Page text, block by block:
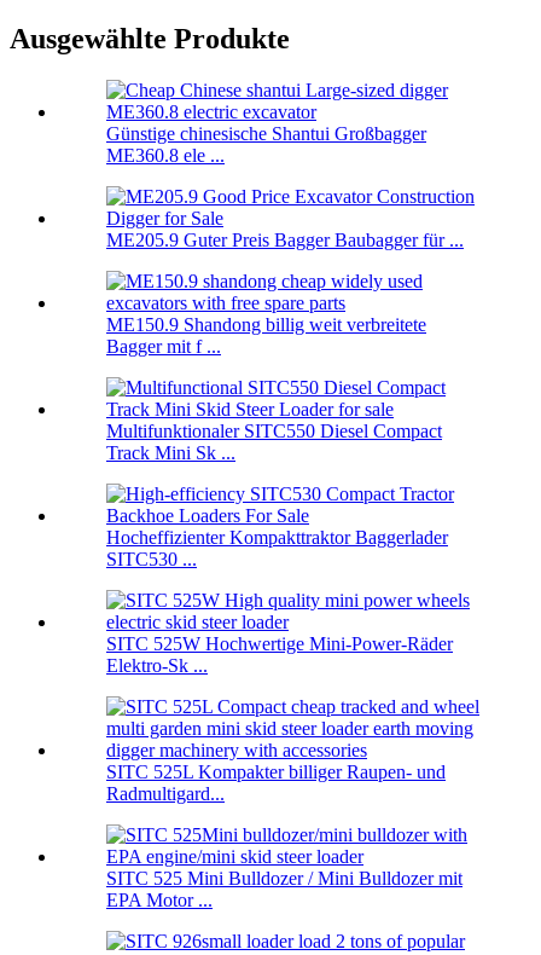
Ausgewählte Produkte
Günstige chinesische Shantui Großbagger
ME360.8 ele ...
ME205.9 Guter Preis Bagger Baubagger für ...
ME150.9 Shandong billig weit verbreitete
Bagger mit f ...
Multifunktionaler SITC550 Diesel Compact
Track Mini Sk ...
Hocheffizienter Kompakttraktor Baggerlader
SITC530 ...
SITC 525W Hochwertige Mini-Power-Räder
Elektro-Sk ...
SITC 525L Kompakter billiger Raupen- und
Radmultigard...
SITC 525 Mini Bulldozer / Mini Bulldozer mit
EPA Motor ...